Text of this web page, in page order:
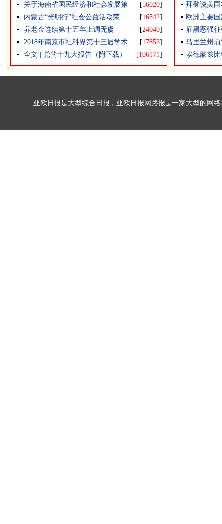
关于海南省国民经济和社会发展第 [56020]
内蒙古“光明行”社会公益活动荣
[16542]
养老金连续第十五年上调无虞
[24040]
2018年南京市社科界第十三届学术
[17853]
全文 | 党的十九大报告（附下载）
[106171]
拜登说美
欧洲主要
雇黑恶强
马里兰州
埃德蒙兹比
亚欧日报是大型综合日报，亚欧日报网路报是一家大型的网